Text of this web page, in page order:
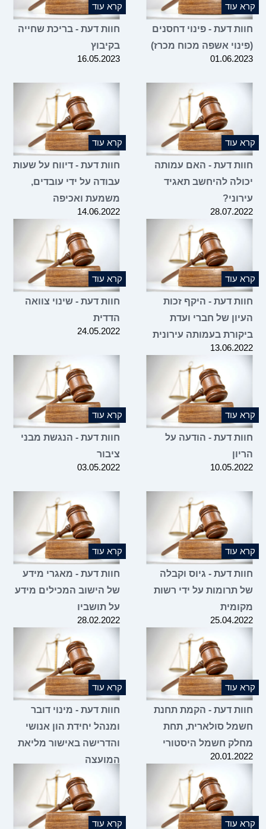
קרא עוד
חוות דעת - פינוי דחסנים
(פינוי אשפה מכוח מכרז)
01.06.2023
קרא עוד
חוות דעת - בריכת שחייה
בקיבוץ
16.05.2023
קרא עוד
חוות דעת - האם עמותה
יכולה להיחשב תאגיד
עירוני?
28.07.2022
קרא עוד
חוות דעת - דיווח על שעות
עבודה על ידי עובדים,
משמעת ואכיפה
14.06.2022
קרא עוד
חוות דעת - היקף זכות
העיון של חברי ועדת
ביקורת בעמותה עירונית
13.06.2022
קרא עוד
חוות דעת - שינוי צוואה
הדדית
24.05.2022
קרא עוד
חוות דעת - הודעה על
הריון
10.05.2022
קרא עוד
חוות דעת - הנגשת מבני
ציבור
03.05.2022
קרא עוד
חוות דעת - גיוס וקבלה
של תרומות על ידי רשות
מקומית
25.04.2022
קרא עוד
חוות דעת - מאגרי מידע
של הישוב המכילים מידע
על תושביו
28.02.2022
קרא עוד
חוות דעת - הקמת תחנת
חשמל סולארית, תחת
מחלק חשמל היסטורי
20.01.2022
קרא עוד
חוות דעת - מינוי דובר
ומנהל יחידת הון אנושי
והדרישה באישור מליאת
המועצה
קרא עוד קרא עוד